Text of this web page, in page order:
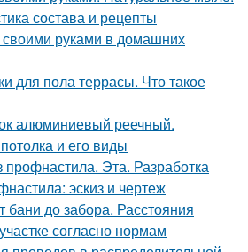
состава и рецепты
руками в домашних
для пола террасы. Что такое
алюминиевый реечный.
и его виды
профнастила. Эта. Разработка
эскиз и чертеж
бани до забора. Расстояния
согласно нормам